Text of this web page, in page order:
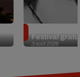
3 août 2026
Festival